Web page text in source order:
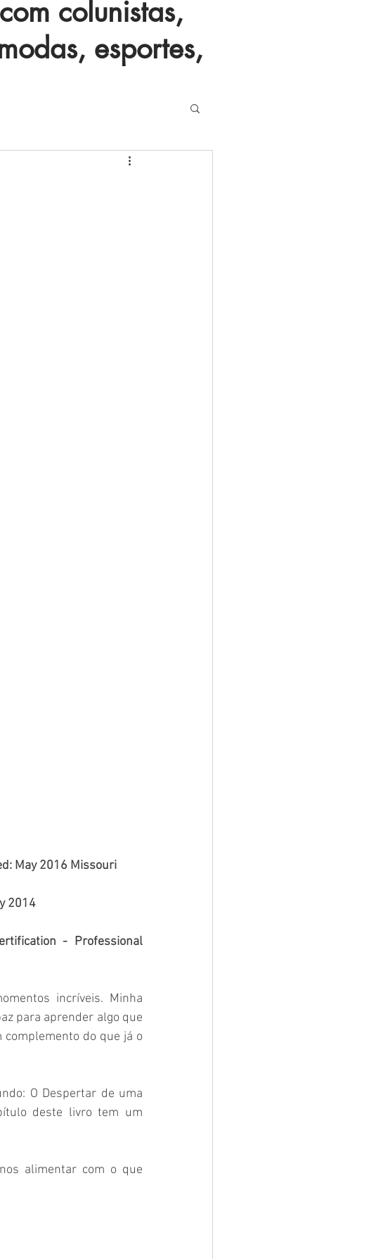
colunistas,
esportes,
May 2016 Missouri
2014
- Professional
incríveis. Minha
para aprender algo que
do que já o
O Despertar de uma
deste livro tem um
alimentar com o que